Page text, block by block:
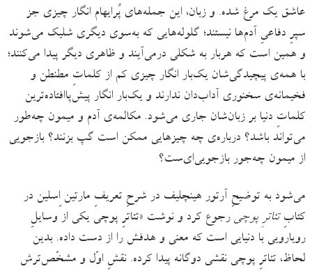
عاشق یک مرغ شده. و زبان، این جمله‌های پُرایهام انگار چیزی جز
سپرِ دفاعیِ آدم‌ها نیستند؛ گلوله‌هایی که به‌سوی دیگری شلیک می‌شوند
و همین است که هربار به شکلی درمی‌آیند و ظاهری دیگر پیدا می‌کنند؛
با همه‌ی پیچیدگی‌شان یک‌بار انگار چیزی کم از کلماتِ مطنطن و
فخیمانه‌ی سخنوری آداب‌دان ندارند و یک‌بار انگار پیش‌پاافتاده‌ترین
کلماتِ دنیا بر زبان‌شان جاری می‌شود. مکالمه‌ی آدم و میمون چه‌طور
می‌تواند باشد؟ درباره‌ی چه چیزهایی ممکن است گپ بزنند؟ بازجویی
از میمون چه‌جور بازجویی‌ای‌ست؟
می‌شود به توضیحِ آرتور هینچلیف در شرحِ تعریفِ مارتین اِسلین در
کتابِتئاترِ پوچی رجوع کرد و نوشت «تئاترِ پوچی یکی از وسایلِ
رویارویی با دنیایی است که معنی و هدفش را از دست داده. بدین
لحاظ، تئاترِ پوچی نقشی دوگانه پیدا کرده. نقشِ اوّل و مشخّص‌ترش